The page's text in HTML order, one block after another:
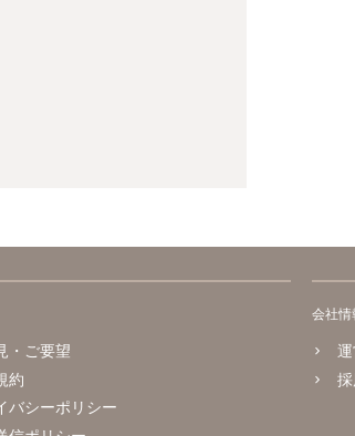
・ご要望
約
バシーポリシー
会社情